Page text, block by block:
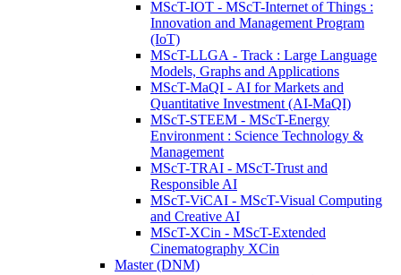
MScT-IOT - MScT-Internet of Things :
Innovation and Management Program
(IoT)
MScT-LLGA - Track : Large Language
Models, Graphs and Applications
MScT-MaQI - AI for Markets and
Quantitative Investment (AI-MaQI)
MScT-STEEM - MScT-Energy
Environment : Science Technology &
Management
MScT-TRAI - MScT-Trust and
Responsible AI
MScT-ViCAI - MScT-Visual Computing
and Creative AI
MScT-XCin - MScT-Extended
Cinematography XCin
Master (DNM)